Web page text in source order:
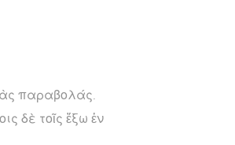
παραβολάς.
δὲ τοῖς ἔξω ἐν